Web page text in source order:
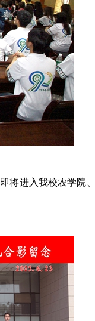
将进入我校农学院